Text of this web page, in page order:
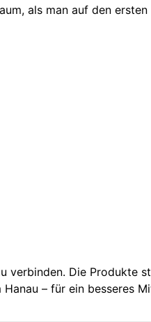
als man auf den
verbinden. Die Produkte
– für ein besseres